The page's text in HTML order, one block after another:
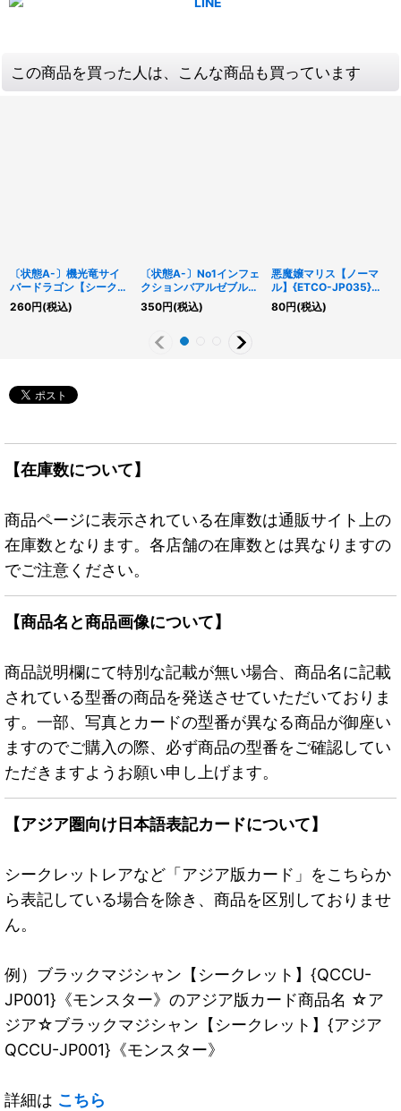
この商品を買った人は、こんな商品も買っています
〔状態A-〕機光竜サイ
バードラゴン【シークレ
ット】{LOCR-JP005}
《モンスター》
260円(税込)
〔状態A-〕No1インフェ
クションバアルゼブル
【コレクターズ】
{AC03-JP013}《エク
350円(税込)
悪魔嬢マリス【ノーマ
ル】{ETCO-JP035}
《モンスター》
80円(税込)
【在庫数について】
商品ページに表示されている在庫数は通販サイト上の
在庫数となります。各店舗の在庫数とは異なりますの
でご注意ください。
【商品名と商品画像について】
商品説明欄にて特別な記載が無い場合、商品名に記載
されている型番の商品を発送させていただいておりま
す。一部、写真とカードの型番が異なる商品が御座い
ますのでご購入の際、必ず商品の型番をご確認してい
ただきますようお願い申し上げます。
【アジア圏向け日本語表記カードについて】
シークレットレアなど「アジア版カード」をこちらか
ら表記している場合を除き、商品を区別しておりませ
ん。
例）ブラックマジシャン【シークレット】{QCCU-
JP001}《モンスター》のアジア版カード商品名 ☆ア
ジア☆ブラックマジシャン【シークレット】{アジア
QCCU-JP001}《モンスター》
詳細は こちら